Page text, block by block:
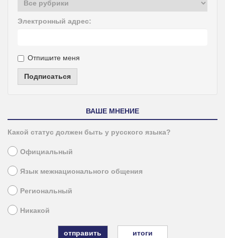
Электронный адрес:
Отпишите меня
Подписаться
ВАШЕ МНЕНИЕ
Какой статус должен быть у русского языка?
Официальный
Язык межнационального общения
Региональный
Никакой
итоги